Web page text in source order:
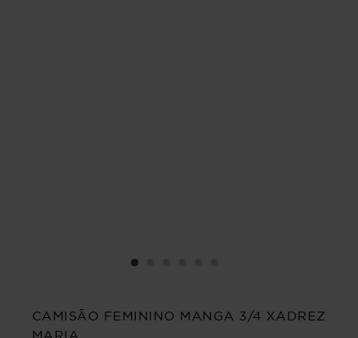
CAMISÃO FEMININO MANGA 3/4 XADREZ